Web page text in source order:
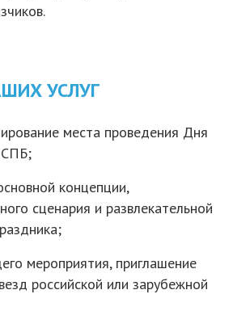
УСЛУГ
места проведения Дня
СПБ;
концепции,
сценария и развлекательной
мероприятия, приглашение
российской или зарубежной